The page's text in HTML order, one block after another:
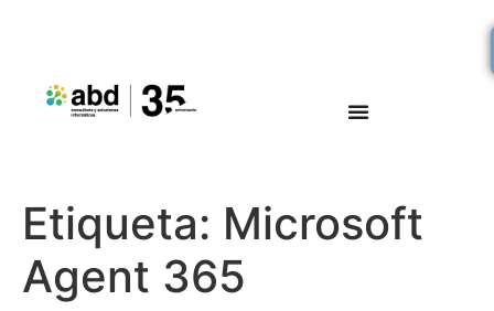
Etiqueta: Microsoft
Agent 365